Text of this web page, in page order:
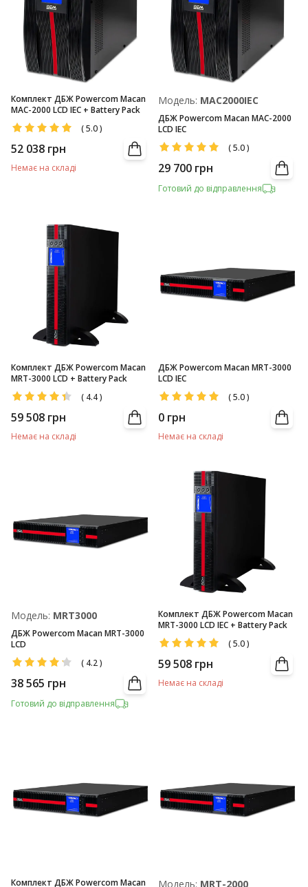
Комплект ДБЖ Powercom Macan
MAC-2000 LCD IEC + Battery Pack
(5.0)
52 038 грн
Немає на складі
Модель: MAC2000IEC
ДБЖ Powercom Macan MAC-2000
LCD IEC
(5.0)
29 700 грн
Готовий до відправлення
Комплект ДБЖ Powercom Macan
MRT-3000 LCD + Battery Pack
( 4.4)
59 508 грн
Немає на складі
ДБЖ Powercom Macan MRT-3000
LCD IEC
(5.0)
0 грн
Немає на складі
Модель: MRT3000
ДБЖ Powercom Macan MRT-3000
LCD
( 4.2)
38 565 грн
Готовий до відправлення
Комплект ДБЖ Powercom Macan
MRT-3000 LCD IEC + Battery Pack
(5.0)
59 508 грн
Немає на складі
Комплект ДБЖ Powercom Macan Модель: MRT-2000